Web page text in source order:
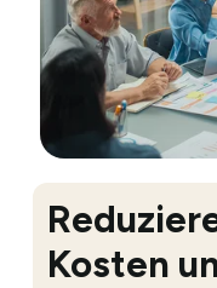
Kosten